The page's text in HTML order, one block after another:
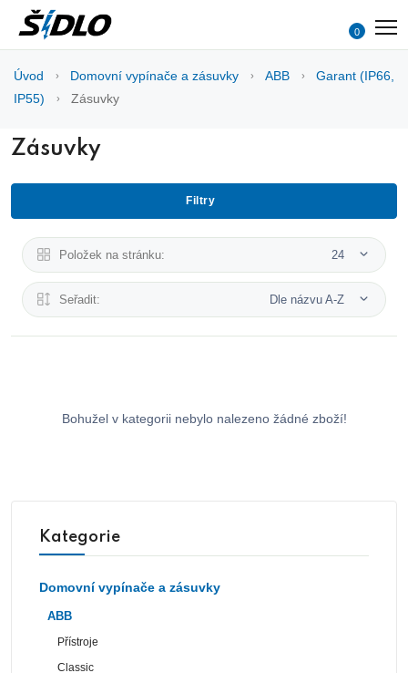
0
Úvod Domovní vypínače a zásuvky ABB
Garant (IP66,
IP55)
Zásuvky
Zásuvky
Filtry
Položek na stránku: 24
Seřadit: Dle názvu A-Z
Bohužel v kategorii nebylo nalezeno žádné zboží!
Kategorie
Domovní vypínače a zásuvky
ABB
Přístroje
Classic